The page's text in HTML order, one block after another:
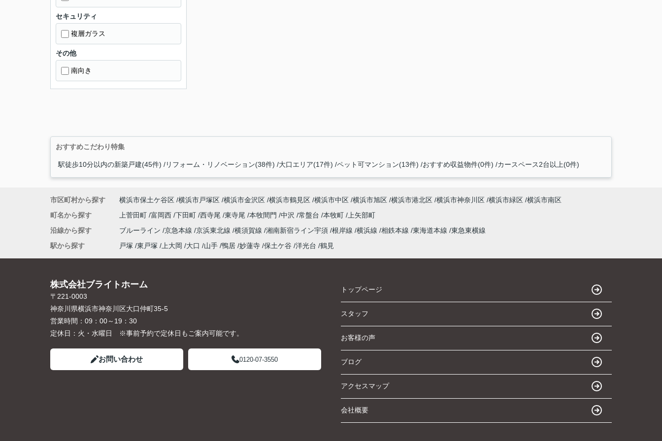
セキュリティ
複層ガラス
その他
南向き
おすすめこだわり特集
駅徒歩10分以内の新築戸建(45件) リフォーム・リノベーション(38件) 大口エリア(17件) ペット可マンション(13件) おすすめ収益物件(0件) カースペース2台以上(0件)
市区町村から探す 横浜市保土ケ谷区 横浜市戸塚区 横浜市金沢区 横浜市鶴見区 横浜市中区 横浜市旭区 横浜市港北区 横浜市神奈川区 横浜市緑区 横浜市南区
町名から探す
上菅田町 富岡西 下田町 西寺尾 東寺尾 本牧間門 中沢 常盤台 本牧町
上矢部町
沿線から探す
ブルーライン 京急本線 京浜東北線 横須賀線 湘南新宿ライン宇須 根岸線 横浜線 相鉄本線 東海道本線 東急東横線
駅から探す
戸塚 東戸塚 上大岡 大口 山手 鴨居 妙蓮寺 保土ケ谷 洋光台 鶴見
株式会社ブライトホーム
〒221-0003
神奈川県横浜市神奈川区大口仲町35-5
営業時間： 09：00～19：30
定休日： 火・水曜日 ※事前予約で定休日もご案内可能です。
お問い合わせ 0120-07-3550
トップページ
スタッフ
お客様の声
ブログ
アクセスマップ
会社概要